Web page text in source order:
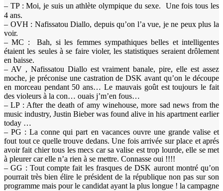
– TP : Moi, je suis un athlète olympique du sexe. Une fois tous les
4 ans.
– OVH : Nafissatou Diallo, depuis qu’on l’a vue, je ne peux plus la
voir.
– MC : Bah, si les femmes sympathiques belles et intelligentes
étaient les seules à se faire violer, les statistiques seraient drôlement
en baisse.
– AV , Nafissatou Diallo est vraiment banale, pire, elle est assez
moche, je préconise une castration de DSK avant qu’on le découpe
en morceau pendant 50 ans… Le mauvais goût est toujours le fait
des violeurs à la con… ouais j’m’en fous…
– LP : After the death of amy winehouse, more sad news from the
music industry, Justin Bieber was found alive in his apartment earlier
today …
– PG : La conne qui part en vacances ouvre une grande valise et
fout tout ce quelle trouve dedans. Une fois arrivée sur place et aprés
avoir fait chier tous les mecs car sa valise est trop lourde, elle se met
à pleurer car elle n’a rien à se mettre. Connasse oui !!!!
– GG : Tout compte fait les frasques de DSK auront montré qu’on
pourrait très bien élire le président de la république non pas sur son
programme mais pour le candidat ayant la plus longue ! la campagne